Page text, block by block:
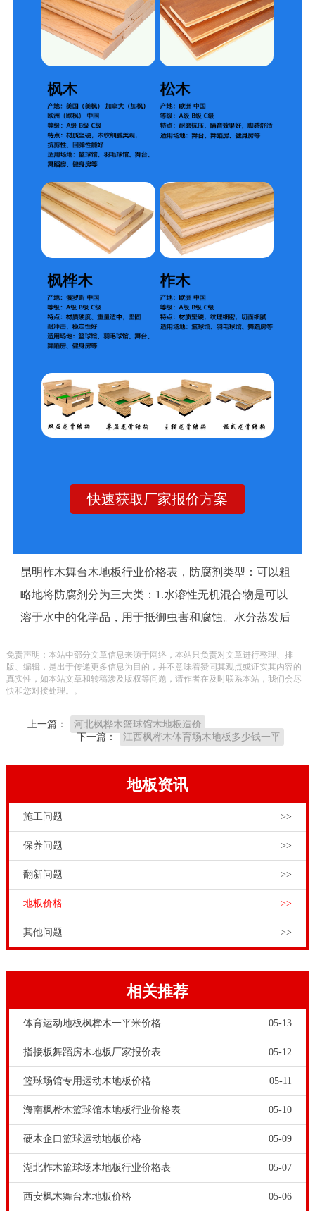
快速获取厂家报价方案
昆明柞木舞台木地板行业价格表，防腐剂类型：可以粗
略地将防腐剂分为三大类：1.水溶性无机混合物是可以
溶于水中的化学品，用于抵御虫害和腐蚀。水分蒸发后
是煤炭的油基蒸馏物，用于抵御虫害和腐蚀。木馏油占
据木纤维的细胞空穴。3.油溶性化学品是溶于适当的石
学品占据木纤维的细胞空穴。木地板的防腐很重要，它
那么它的地板将会快出现问题
的质量。避免在木地板和干污渍水浸泡。喜欢的衣服，
体育实木体育馆木地板具有高，中，低三档。
实木运动
馆木地板的小问题。让我整理出一些在安装的实木体育
馆木地板的常见问题。究其原因，空鼓声是由于不当固
定，主要是毛板与龙骨，毛板与地板钉子数量少或不
异。为了区分的实木体育馆木地板的质量和档次，**先
要了解所选的实木体育馆木地板的材料。了解施工过程
中场内的腻子粉。昆明柞木舞台木地板行业价格表，体
育运动木地板保护措施是“消光”，消光是指利用专用机
去油化光泽。当体育运动木地板某一区域经长期使用后
漆面被磨光，导致了摩擦系数降低，这时候就需要给体
绝佳状态下。
免责声明：本站中部分文章信息来源于网络，本站只负责对文章进行整理、排
版、编辑，是出于传递更多信息为目的，并不意味着赞同其观点或证实其内容的
真实性，如本站文章和转稿涉及版权等问题，请作者在及时联系本站，我们会尽
快和您对接处理。。
上一篇：
河北枫桦木篮球馆木地板造价
下一篇：
江西枫桦木体育场木地板多少钱一平
地板资讯
施工问题 >>
保养问题 >>
翻新问题 >>
地板价格 >>
其他问题 >>
相关推荐
体育运动地板枫桦木一平米价格 05-13
指接板舞蹈房木地板厂家报价表 05-12
篮球场馆专用运动木地板价格 05-11
海南枫桦木篮球馆木地板行业价格表 05-10
硬木企口篮球运动地板价格 05-09
湖北柞木篮球场木地板行业价格表 05-07
西安枫木舞台木地板价格 05-06